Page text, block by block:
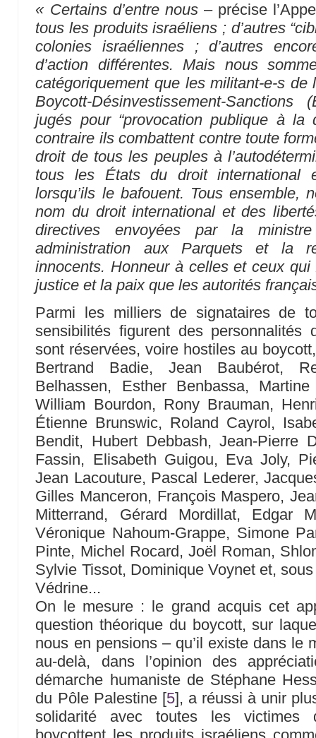
« Certains d’entre nous– précise
tous les produits israéliens ; d’autres
colonies israéliennes ; d’autres
d’action différentes. Mais nous
catégoriquement que les militant-e-s de
Boycott-Désinvestissement-
jugés pour “provocation publique à la
contraire ils combattent contre toute
droit de tous les peuples à
tous les États du droit international
lorsqu’ils le bafouent. Tous ensemble,
nom du droit international et des
directives envoyées par la
administration aux Parquets et la
innocents. Honneur à celles et ceux
justice et la paix que les autorités
Parmi les milliers de signataires de
sensibilités figurent des personnalités
sont réservées, voire hostiles au
Bertrand Badie, Jean Baubérot,
Belhassen, Esther Benbassa,
William Bourdon, Rony Brauman,
Étienne Brunswic, Roland Cayrol,
Bendit, Hubert Debbash, Jean-Pierre
Fassin, Elisabeth Guigou, Eva Joly,
Jean Lacouture, Pascal Lederer,
Gilles Manceron, François Maspero,
Mitterrand, Gérard Mordillat, Edgar
Véronique Nahoum-Grappe, Simone
Pinte, Michel Rocard, Joël Roman,
Sylvie Tissot, Dominique Voynet et,
Védrine...
On le mesure : le grand acquis cet
question théorique du boycott, sur
nous en pensions – qu’il existe dans le
au-delà, dans l’opinion des
démarche humaniste de Stéphane
du Pôle Palestine[5], a réussi à unir
solidarité avec toutes les victimes